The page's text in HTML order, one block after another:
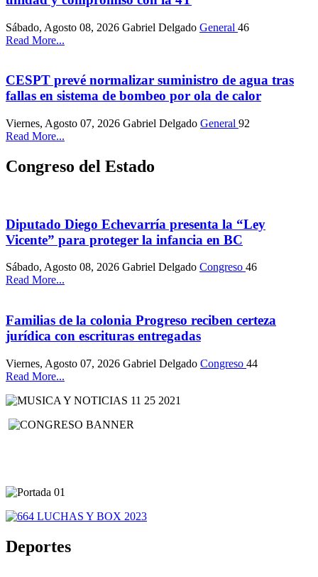
Sábado, Agosto 08, 2026 Gabriel Delgado General 46
Read More...
CESPT prevé normalizar suministro de agua tras
fallas en sistema de bombeo por ola de calor
Viernes, Agosto 07, 2026 Gabriel Delgado General 92
Read More...
Congreso del Estado
Diputado Diego Echevarría presenta la “Ley
Vicente” para proteger la infancia en BC
Sábado, Agosto 08, 2026 Gabriel Delgado Congreso 46
Read More...
Familias de la colonia Progreso reciben certeza
jurídica con escrituras entregadas
Viernes, Agosto 07, 2026 Gabriel Delgado Congreso 44
Read More...
Deportes